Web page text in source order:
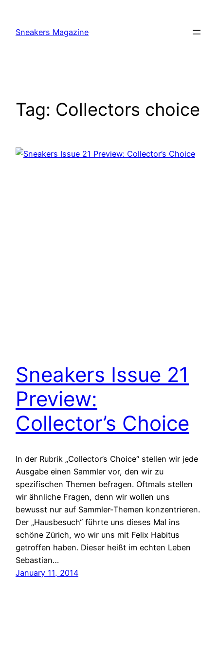
content
Sneakers Magazine
Tag: Collectors choice
Sneakers Issue 21
Preview:
Collector’s Choice
In der Rubrik „Collector’s Choice“ stellen wir jede
Ausgabe einen Sammler vor, den wir zu
spezifischen Themen befragen. Oftmals stellen
wir ähnliche Fragen, denn wir wollen uns
bewusst nur auf Sammler-Themen konzentrieren.
Der „Hausbesuch“ führte uns dieses Mal ins
schöne Zürich, wo wir uns mit Felix Habitus
getroffen haben. Dieser heißt im echten Leben
Sebastian…
January 11, 2014